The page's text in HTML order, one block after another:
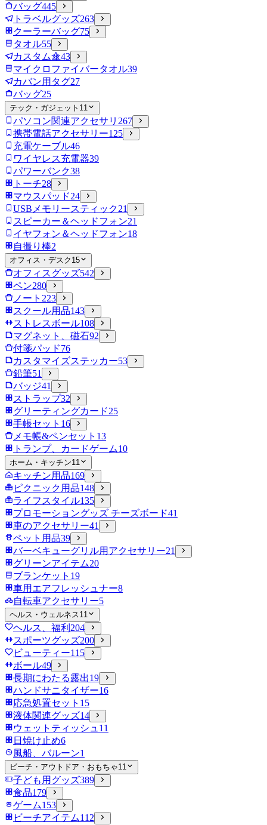
バッグ445
トラベルグッズ263
クーラーバッグ75
タオル55
カスタム傘43
マイクロファイバータオル39
カバン用タグ27
バッグ25
テック・ガジェット 11
パソコン関連アクセサリ 267
携帯電話アクセサリー125
充電ケーブル46
ワイヤレス充電器39
パワーバンク38
トーチ28
マウスパッド24
USBメモリースティック21
スピーカー＆ヘッドフォン21
イヤフォン＆ヘッドフォン18
自撮り棒2
オフィス・デスク 15
オフィスグッズ542
ペン280
ノート 223
スクール用品143
ストレスボール108
マグネット、磁石92
付箋パッド76
カスタマイズステッカー53
鉛筆51
バッジ41
ストラップ32
グリーティングカード25
手帳セット 16
メモ帳&ペンセット 13
トランプ、カードゲーム10
ホーム・キッチン11
キッチン用品169
ピクニック用品148
ライフスタイル135
プロモーショングッズ チーズボード41
車のアクセサリー41
ペット用品39
バーベキューグリル用アクセサリー21
グリーンアイテム20
ブランケット 19
車用エアフレッシュナー8
自転車アクセサリー5
ヘルス・ウェルネス11
ヘルス、福利 204
スポーツグッズ200
ビューティー115
ボール49
長期にわたる露出19
ハンドサニタイザー16
応急処置セット 15
液体関連グッズ14
ウェットティッシュ 11
日焼け止め6
風船、バルーン1
ビーチ・アウトドア・おもちゃ11
子ども用グッズ389
食品179
ゲーム153
ビーチアイテム112